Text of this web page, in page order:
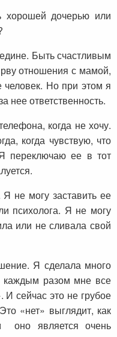
дочерью или
Быть счастливым
отношения с мамой,
человек. Но при этом я
нее ответственность.
когда не хочу.
когда чувствую, что
переключаю ее в тот
не могу заставить ее
психолога. Я не могу
или не сливала свой
Я сделала много
каждым разом мне все
И сейчас это не грубое
«нет» выглядит, как
оно является очень